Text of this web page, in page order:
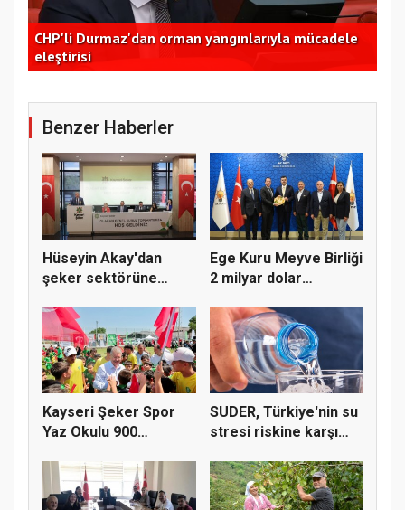
CHP'li Durmaz'dan orman yangınlarıyla mücadele
eleştirisi
Benzer Haberler
Hüseyin Akay'dan
şeker sektörüne
Ege Kuru Meyve Birliği
2 milyar dolar
Kayseri Şeker Spor
Yaz Okulu 900
SUDER, Türkiye'nin su
stresi riskine karşı